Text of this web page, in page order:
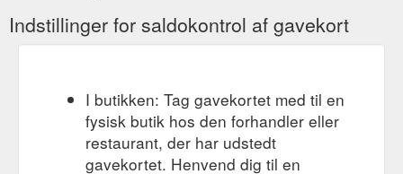
Indstillinger for saldokontrol af gavekort
I butikken: Tag gavekortet med til en
fysisk butik hos den forhandler eller
restaurant, der har udstedt
gavekortet. Henvend dig til en